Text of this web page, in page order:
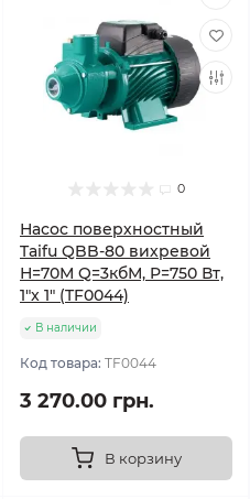
0
Насос поверхностный
Taifu QBB-80 вихревой
Н=70М Q=3кбМ, P=750 Вт,
1"x 1" (TF0044)
В наличии
Код товара: TF0044
3 270.00 грн.
В корзину